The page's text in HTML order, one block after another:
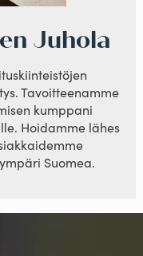
Juhola
Tavoitteenamme
kumppani
Hoidamme lähes
Suomea.